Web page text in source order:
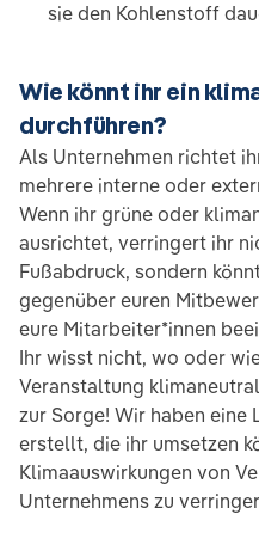
sie den Kohlenstoff
Wie könnt ihr ein
durchführen?
Als Unternehmen richtet
mehrere interne oder
Wenn ihr grüne oder
ausrichtet, verringert ihr
Fußabdruck, sondern
gegenüber euren
eure Mitarbeiter*innen
Ihr wisst nicht, wo oder
Veranstaltung
zur Sorge! Wir haben eine
erstellt, die ihr umsetzen
Klimaauswirkungen von
Unternehmens zu